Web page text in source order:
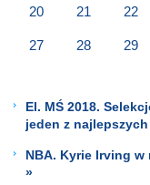
20 21 22
27 28 29
El. MŚ 2018.
jeden z
NBA. Kyrie Irving w
»